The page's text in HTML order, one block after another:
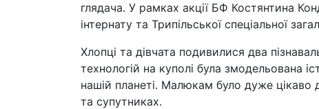
глядача. У рамках акції БФ Костянтина
інтернату та Трипільської спеціальної
Хлопці та дівчата подивилися два
технологій на куполі була змодельована
нашій планеті. Малюкам було дуже цікаво
та супутниках.